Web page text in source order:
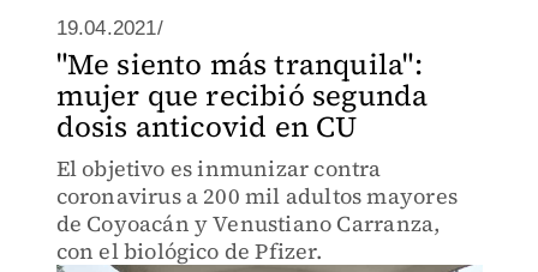
19.04.2021/
"Me siento más tranquila":
mujer que recibió segunda
dosis anticovid en CU
El objetivo es inmunizar contra
coronavirus a 200 mil adultos mayores
de Coyoacán y Venustiano Carranza,
con el biológico de Pfizer.